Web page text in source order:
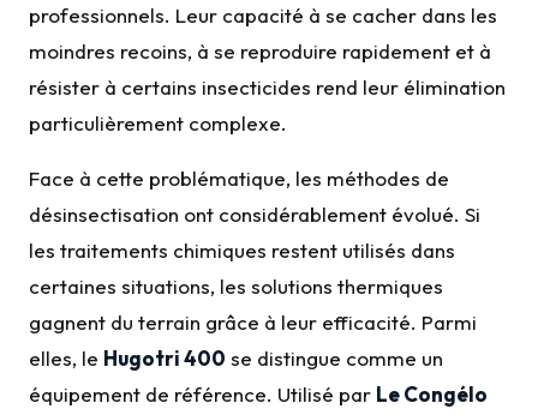
professionnels. Leur capacité à se cacher dans les
moindres recoins, à se reproduire rapidement et à
résister à certains insecticides rend leur élimination
particulièrement complexe.
Face à cette problématique, les méthodes de
désinsectisation ont considérablement évolué. Si
les traitements chimiques restent utilisés dans
certaines situations, les solutions thermiques
gagnent du terrain grâce à leur efficacité. Parmi
elles, le Hugotri 400 se distingue comme un
équipement de référence. Utilisé par Le Congélo